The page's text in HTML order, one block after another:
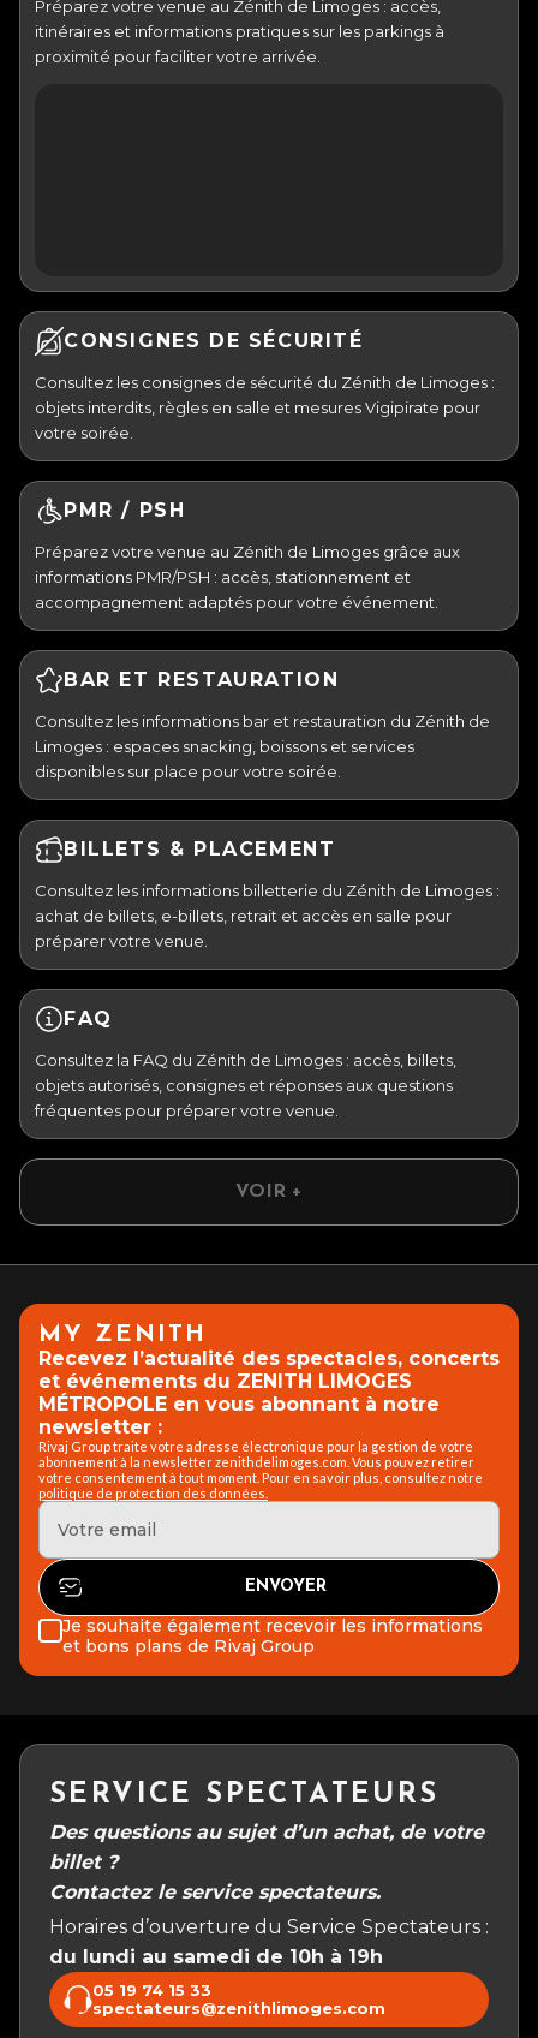
Préparez votre venue au Zénith de Limoges : accès,
itinéraires et informations pratiques sur les parkings à
proximité pour faciliter votre arrivée.
CONSIGNES DE SÉCURITÉ
Consultez les consignes de sécurité du Zénith de Limoges :
objets interdits, règles en salle et mesures Vigipirate pour
votre soirée.
PMR / PSH
Préparez votre venue au Zénith de Limoges grâce aux
informations PMR/PSH : accès, stationnement et
accompagnement adaptés pour votre événement.
BAR ET RESTAURATION
Consultez les informations bar et restauration du Zénith de
Limoges : espaces snacking, boissons et services
disponibles sur place pour votre soirée.
BILLETS & PLACEMENT
Consultez les informations billetterie du Zénith de Limoges :
achat de billets, e-billets, retrait et accès en salle pour
préparer votre venue.
FAQ
Consultez la FAQ du Zénith de Limoges : accès, billets,
objets autorisés, consignes et réponses aux questions
fréquentes pour préparer votre venue.
VOIR +
MY ZENITH
Recevez l’actualité des spectacles, concerts
et événements du ZENITH LIMOGES
MÉTROPOLE en vous abonnant à notre
newsletter :
Rivaj Group traite votre adresse électronique pour la gestion de votre
abonnement à la newsletter zenithdelimoges.com. Vous pouvez retirer
votre consentement à tout moment. Pour en savoir plus, consultez notre
politique de protection des données.
Je souhaite également recevoir les informations
et bons plans de Rivaj Group
SERVICE SPECTATEURS
Des questions au sujet d’un achat, de votre
billet ?
Contactez le service spectateurs.
Horaires d’ouverture du Service Spectateurs :
du lundi au samedi de 10h à 19h
05 19 74 15 33
spectateurs@zenithlimoges.com